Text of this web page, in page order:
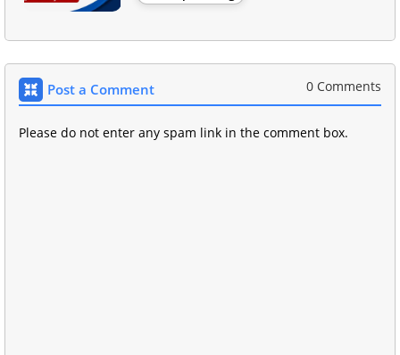
Post a Comment 0 Comments
Please do not enter any spam link in the comment box.